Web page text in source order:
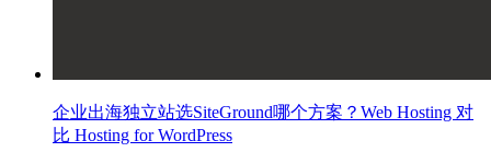
企业出海独立站选SiteGround哪个方案？Web Hosting 对
比 Hosting for WordPress